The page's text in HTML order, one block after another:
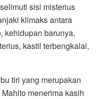
sisi misterius
klimaks antara
kehidupan barunya,
kastil terbengkalai,
tiri yang merupakan
menerima kasih